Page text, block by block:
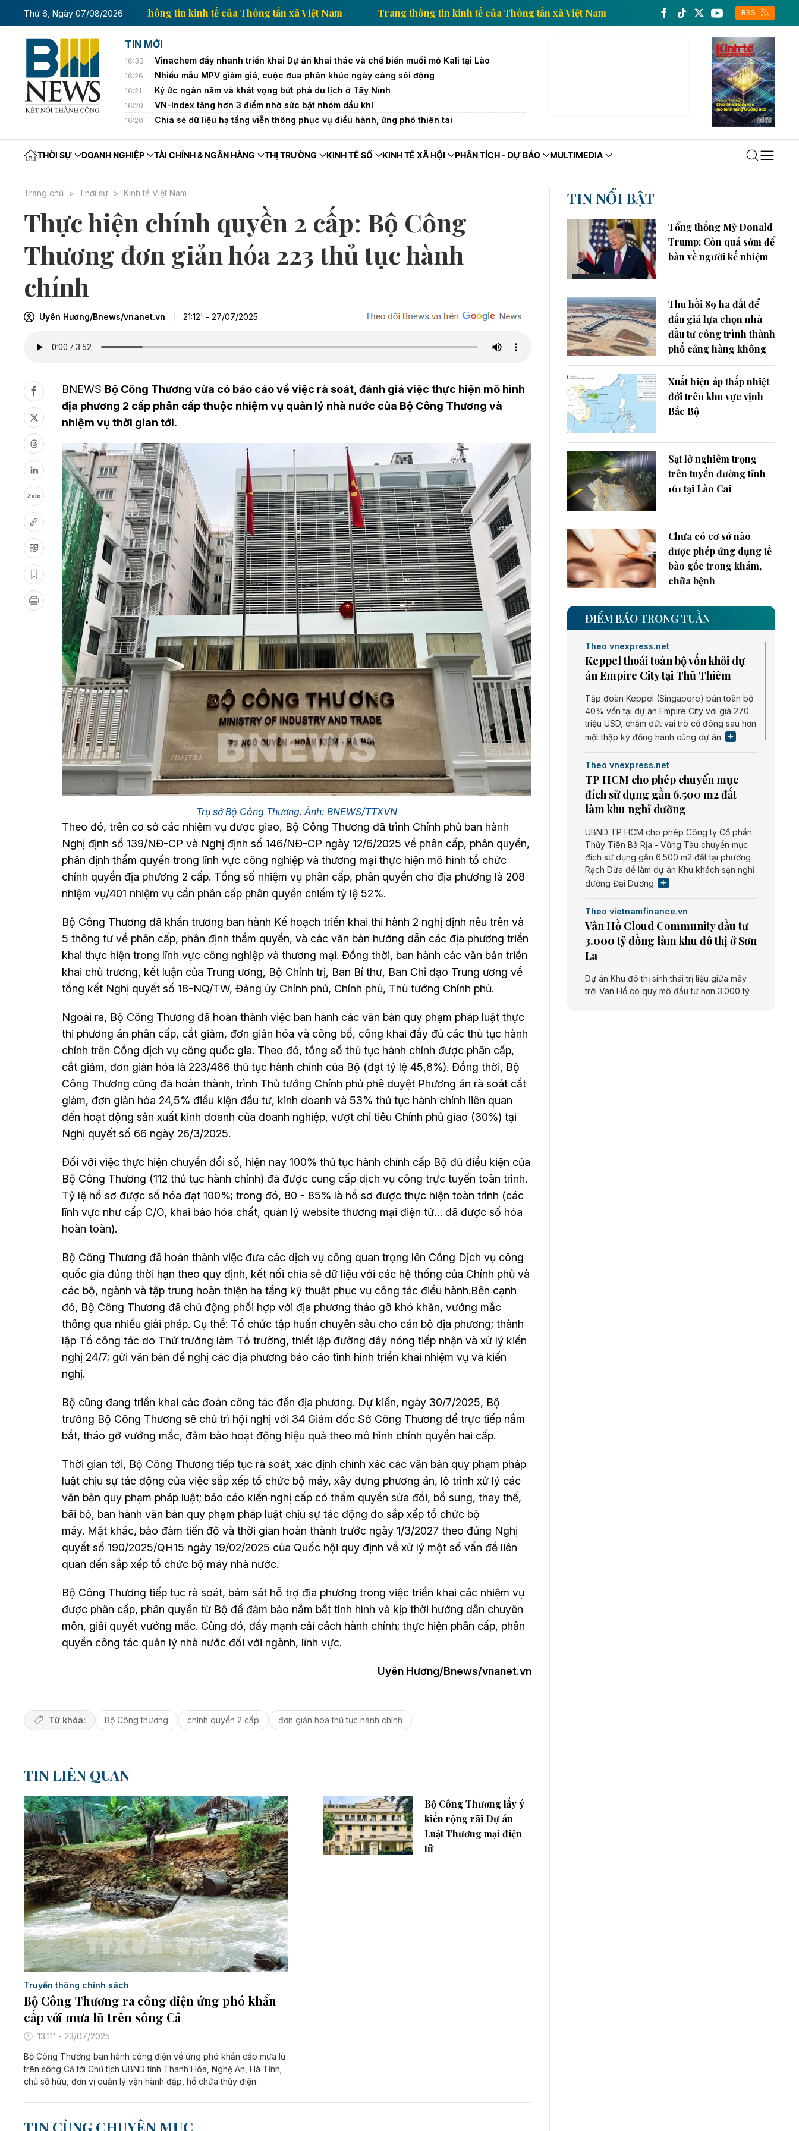
Thứ 6, Ngày 07/08/2026 Trang thông tin kinh tế của Thông tấn xã Việt Nam Trang thông tin kinh tế của Thông tấn xã Việt Nam Trang thông tin kinh tế
RSS
TIN MỚI
16:33 Vinachem đẩy nhanh triển khai Dự án khai thác và chế biến muối mỏ Kali tại Lào
16:26 Nhiều mẫu MPV giảm giá, cuộc đua phân khúc ngày càng sôi động
16:21 Ký ức ngàn năm và khát vọng bứt phá du lịch ở Tây Ninh
16:20 VN-Index tăng hơn 3 điểm nhờ sức bật nhóm dầu khí
16:20 Chia sẻ dữ liệu hạ tầng viễn thông phục vụ điều hành, ứng phó thiên tai
THỜI SỰ DOANH NGHIỆP TÀI CHÍNH & NGÂN HÀNG THỊ TRƯỜNG KINH TẾ SỐ KINH TẾ XÃ HỘI PHÂN TÍCH - DỰ BÁO MULTIMEDIA
Trang chủ Thời sự Kinh tế Việt Nam
Thực hiện chính quyền 2 cấp: Bộ Công
Thương đơn giản hóa 223 thủ tục hành
chính
Uyên Hương/Bnews/vnanet.vn 21:12' - 27/07/2025
Zalo
BNEWS Bộ Công Thương vừa có báo cáo về việc rà soát, đánh giá việc thực hiện mô hình
địa phương 2 cấp phân cấp thuộc nhiệm vụ quản lý nhà nước của Bộ Công Thương và
nhiệm vụ thời gian tới.
Trụ sở Bộ Công Thương. Ảnh: BNEWS/TTXVN
Theo đó, trên cơ sở các nhiệm vụ được giao, Bộ Công Thương đã trình Chính phủ ban hành
Nghị định số 139/NĐ-CP và Nghị định số 146/NĐ-CP ngày 12/6/2025 về phân cấp, phân quyền,
phân định thẩm quyền trong lĩnh vực công nghiệp và thương mại thực hiện mô hình tổ chức
chính quyền địa phương 2 cấp. Tổng số nhiệm vụ phân cấp, phân quyền cho địa phương là 208
nhiệm vụ/401 nhiệm vụ cần phân cấp phân quyền chiếm tỷ lệ 52%.
Bộ Công Thương đã khẩn trương ban hành Kế hoạch triển khai thi hành 2 nghị định nêu trên và
5 thông tư về phân cấp, phân định thẩm quyền, và các văn bản hướng dẫn các địa phương triển
khai thực hiện trong lĩnh vực công nghiệp và thương mại. Đồng thời, ban hành các văn bản triển
khai chủ trương, kết luận của Trung ương, Bộ Chính trị, Ban Bí thư, Ban Chỉ đạo Trung ương về
tổng kết Nghị quyết số 18-NQ/TW, Đảng ủy Chính phủ, Chính phủ, Thủ tướng Chính phủ.
Ngoài ra, Bộ Công Thương đã hoàn thành việc ban hành các văn bản quy phạm pháp luật thực
thi phương án phân cấp, cắt giảm, đơn giản hóa và công bố, công khai đầy đủ các thủ tục hành
chính trên Cổng dịch vụ công quốc gia. Theo đó, tổng số thủ tục hành chính được phân cấp,
cắt giảm, đơn giản hóa là 223/486 thủ tục hành chính của Bộ (đạt tỷ lệ 45,8%). Đồng thời, Bộ
Công Thương cũng đã hoàn thành, trình Thủ tướng Chính phủ phê duyệt Phương án rà soát cắt
giảm, đơn giản hóa 24,5% điều kiện đầu tư, kinh doanh và 53% thủ tục hành chính liên quan
đến hoạt động sản xuất kinh doanh của doanh nghiệp, vượt chỉ tiêu Chính phủ giao (30%) tại
Nghị quyết số 66 ngày 26/3/2025.
Đối với việc thực hiện chuyển đổi số, hiện nay 100% thủ tục hành chính cấp Bộ đủ điều kiện của
Bộ Công Thương (112 thủ tục hành chính) đã được cung cấp dịch vụ công trực tuyến toàn trình.
Tỷ lệ hồ sơ được số hóa đạt 100%; trong đó, 80 - 85% là hồ sơ được thực hiện toàn trình (các
lĩnh vực như cấp C/O, khai báo hóa chất, quản lý website thương mại điện tử… đã được số hóa
hoàn toàn).
Bộ Công Thương đã hoàn thành việc đưa các dịch vụ công quan trọng lên Cổng Dịch vụ công
quốc gia đúng thời hạn theo quy định, kết nối chia sẻ dữ liệu với các hệ thống của Chính phủ và
các bộ, ngành và tập trung hoàn thiện hạ tầng kỹ thuật phục vụ công tác điều hành.Bên cạnh
đó, Bộ Công Thương đã chủ động phối hợp với địa phương tháo gỡ khó khăn, vướng mắc
thông qua nhiều giải pháp. Cụ thể: Tổ chức tập huấn chuyên sâu cho cán bộ địa phương; thành
lập Tổ công tác do Thứ trưởng làm Tổ trưởng, thiết lập đường dây nóng tiếp nhận và xử lý kiến
nghị 24/7; gửi văn bản đề nghị các địa phương báo cáo tình hình triển khai nhiệm vụ và kiến
nghị.
Bộ cũng đang triển khai các đoàn công tác đến địa phương. Dự kiến, ngày 30/7/2025, Bộ
trưởng Bộ Công Thương sẽ chủ trì hội nghị với 34 Giám đốc Sở Công Thương để trực tiếp nắm
bắt, tháo gỡ vướng mắc, đảm bảo hoạt động hiệu quả theo mô hình chính quyền hai cấp.
Thời gian tới, Bộ Công Thương tiếp tục rà soát, xác định chính xác các văn bản quy phạm pháp
luật chịu sự tác động của việc sắp xếp tổ chức bộ máy, xây dựng phương án, lộ trình xử lý các
văn bản quy phạm pháp luật; báo cáo kiến nghị cấp có thẩm quyền sửa đổi, bổ sung, thay thế,
bãi bỏ, ban hành văn bản quy phạm pháp luật chịu sự tác động do sắp xếp tổ chức bộ
máy. Mặt khác, bảo đảm tiến độ và thời gian hoàn thành trước ngày 1/3/2027 theo đúng Nghị
quyết số 190/2025/QH15 ngày 19/02/2025 của Quốc hội quy định về xử lý một số vấn đề liên
quan đến sắp xếp tổ chức bộ máy nhà nước.
Bộ Công Thương tiếp tục rà soát, bám sát hỗ trợ địa phương trong việc triển khai các nhiệm vụ
được phân cấp, phân quyền từ Bộ để đảm bảo nắm bắt tình hình và kịp thời hướng dẫn chuyên
môn, giải quyết vướng mắc. Cùng đó, đẩy mạnh cải cách hành chính; thực hiện phân cấp, phân
quyền công tác quản lý nhà nước đối với ngành, lĩnh vực.
Uyên Hương/Bnews/vnanet.vn
Từ khóa: Bộ Công thương chính quyền 2 cấp đơn giản hóa thủ tục hành chính
TIN LIÊN QUAN
Truyền thông chính sách
Bộ Công Thương ra công điện ứng phó khẩn
cấp với mưa lũ trên sông Cả
13:11' - 23/07/2025
Bộ Công Thương ban hành công điện về ứng phó khẩn cấp mưa lũ
trên sông Cả tới Chủ tịch UBND tỉnh Thanh Hóa, Nghệ An, Hà Tĩnh;
chủ sở hữu, đơn vị quản lý vận hành đập, hồ chứa thủy điện.
Bộ Công Thương lấy ý
kiến rộng rãi Dự án
Luật Thương mại điện
tử
TIN CÙNG CHUYÊN MỤC
TIN NỔI BẬT
Tổng thống Mỹ Donald
Trump: Còn quá sớm để
bàn về người kế nhiệm
Thu hồi 89 ha đất để
đấu giá lựa chọn nhà
đầu tư công trình thành
phố cảng hàng không
Xuất hiện áp thấp nhiệt
đới trên khu vực vịnh
Bắc Bộ
Sạt lở nghiêm trọng
trên tuyến đường tỉnh
161 tại Lào Cai
Chưa có cơ sở nào
được phép ứng dụng tế
bào gốc trong khám,
chữa bệnh
ĐIỂM BÁO TRONG TUẦN
Theo vnexpress.net
Keppel thoái toàn bộ vốn khỏi dự
án Empire City tại Thủ Thiêm
Tập đoàn Keppel (Singapore) bán toàn bộ
40% vốn tại dự án Empire City với giá 270
triệu USD, chấm dứt vai trò cổ đông sau hơn
một thập kỷ đồng hành cùng dự án.
Theo vnexpress.net
TP HCM cho phép chuyển mục
đích sử dụng gần 6.500 m2 đất
làm khu nghỉ dưỡng
UBND TP HCM cho phép Công ty Cổ phần
Thủy Tiên Bà Rịa - Vũng Tàu chuyển mục
đích sử dụng gần 6.500 m2 đất tại phường
Rạch Dừa để làm dự án Khu khách sạn nghỉ
dưỡng Đại Dương.
Theo vietnamfinance.vn
Vân Hồ Cloud Community đầu tư
3.000 tỷ đồng làm khu đô thị ở Sơn
La
Dự án Khu đô thị sinh thái trị liệu giữa mây
trời Vân Hồ có quy mô đầu tư hơn 3.000 tỷ